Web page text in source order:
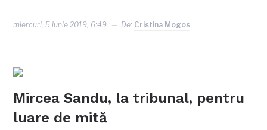
miercuri, 5 iunie 2019, 6:49 De: Cristina Mogos
Mircea Sandu, la tribunal, pentru
luare de mită